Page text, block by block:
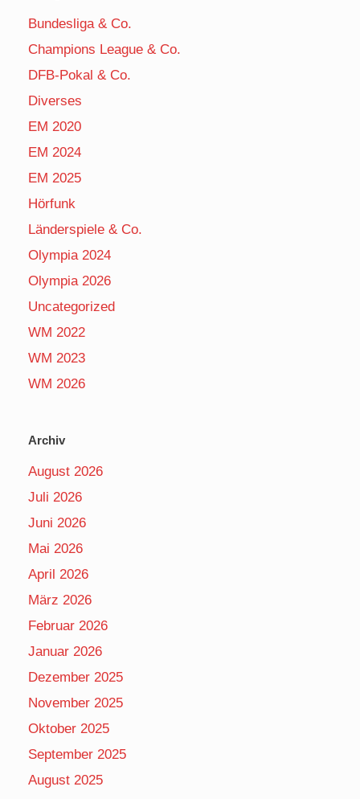
Bundesliga & Co.
Champions League & Co.
DFB-Pokal & Co.
Diverses
EM 2020
EM 2024
EM 2025
Hörfunk
Länderspiele & Co.
Olympia 2024
Olympia 2026
Uncategorized
WM 2022
WM 2023
WM 2026
Archiv
August 2026
Juli 2026
Juni 2026
Mai 2026
April 2026
März 2026
Februar 2026
Januar 2026
Dezember 2025
November 2025
Oktober 2025
September 2025
August 2025